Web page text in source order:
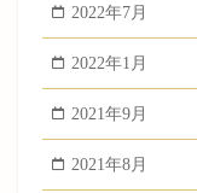
2022年7月
2022年1月
2021年9月
2021年8月